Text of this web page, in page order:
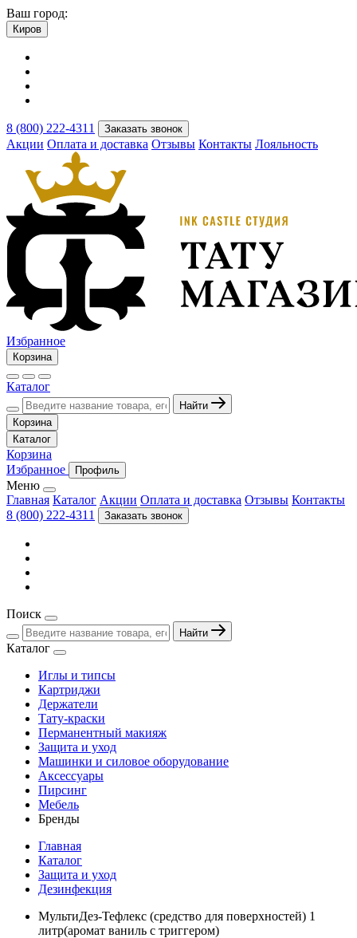
Ваш город:
Киров
8 (800) 222-4311 Заказать звонок
Акции Оплата и доставка Отзывы Контакты Лояльность
Избранное
Корзина
Каталог
Найти
Корзина
Каталог
Корзина
Избранное
Профиль
Меню
Главная Каталог Акции Оплата и доставка Отзывы Контакты
8 (800) 222-4311
Заказать звонок
Поиск
Найти
Каталог
Иглы и типсы
Картриджи
Держатели
Тату-краски
Перманентный макияж
Защита и уход
Машинки и силовое оборудование
Аксессуары
Пирсинг
Мебель
Бренды
Главная
Каталог
Защита и уход
Дезинфекция
МультиДез-Тефлекс (средство для поверхностей) 1
литр(аромат ваниль с триггером)